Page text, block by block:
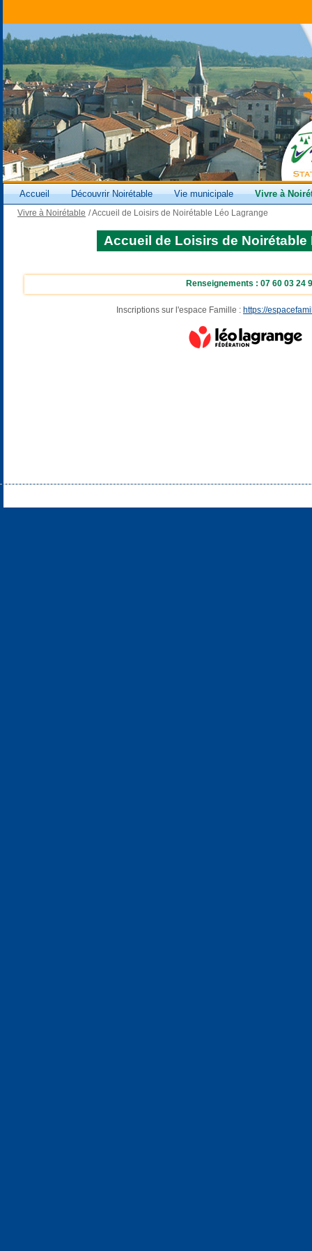
Accueil Découvrir Noirétable Vie municipale Vivre à
Vivre à Noirétable /Accueil de Loisirs de Noirétable Léo Lagrange
Accueil de Loisirs de Noirétable
Renseignements : 07 60 03 24
Inscriptions sur l'espace Famille : https://